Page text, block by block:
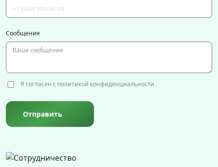
Сообщение
Я согласен с политикой конфиденциальности
Отправить